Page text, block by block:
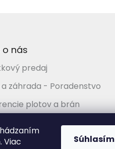
Viac
Súhlasím
p
v
y
v
o nás
predaj
záhrada - Poradenstvo
plotov a brán